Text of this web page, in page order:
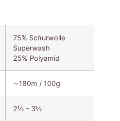
75% Schurwolle
Superwash
25% Polyamid
∼180m / 100g
2½ – 3½